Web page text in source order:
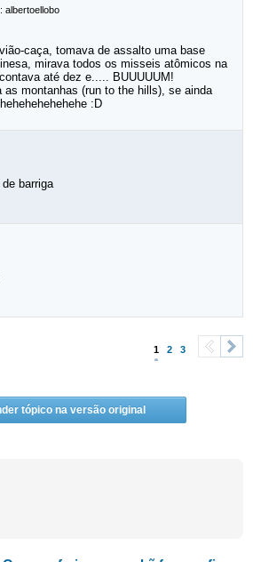
albertoellobo
caça, tomava de assalto uma base
mirava todos os misseis atômicos na
até dez e..... BUUUUUM!
as montanhas (run to the hills), se ainda
:D
barriga
1 2 3
tópico na versão original